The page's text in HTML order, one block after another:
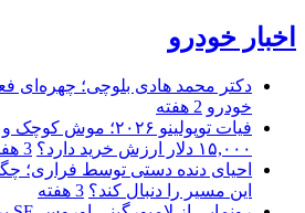
اخبار خودرو
دکتر محمد هادی بلوچی؛ چهره‌ای
خودرو 2 هفته
فیات توپولینو
۱۵,۰۰۰ دلار ارزش خرید دارد؟
3 هفته
احیای دنده دستی توسط فراری؛
این مسیر را دنبال کند؟ 3 هفته